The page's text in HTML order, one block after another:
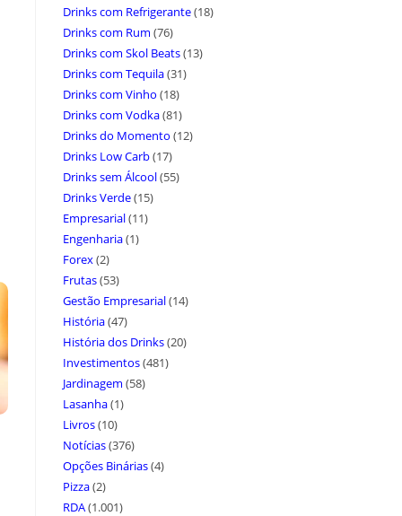
Drinks com Refrigerante(18)
Drinks com Rum (76)
Drinks com Skol Beats(13)
Drinks com Tequila(31)
Drinks com Vinho (18)
Drinks com Vodka(81)
Drinks do Momento (12)
Drinks Low Carb(17)
Drinks sem Álcool(55)
Drinks Verde(15)
Empresarial(11)
Engenharia(1)
Forex(2)
Frutas(53)
Gestão Empresarial(14)
História(47)
História dos Drinks(20)
Investimentos(481)
Jardinagem (58)
Lasanha(1)
Livros(10)
Notícias(376)
Opções Binárias(4)
Pizza(2)
RDA(1.001)